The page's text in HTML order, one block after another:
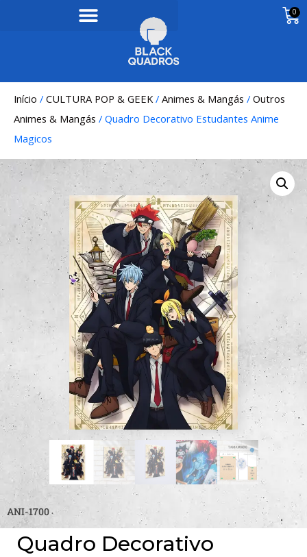
0
Início / CULTURA POP & GEEK/ Animes & Mangás / Outros
Animes & Mangás / Quadro Decorativo Estudantes Anime
Magicos
ANI-1700
Quadro Decorativo